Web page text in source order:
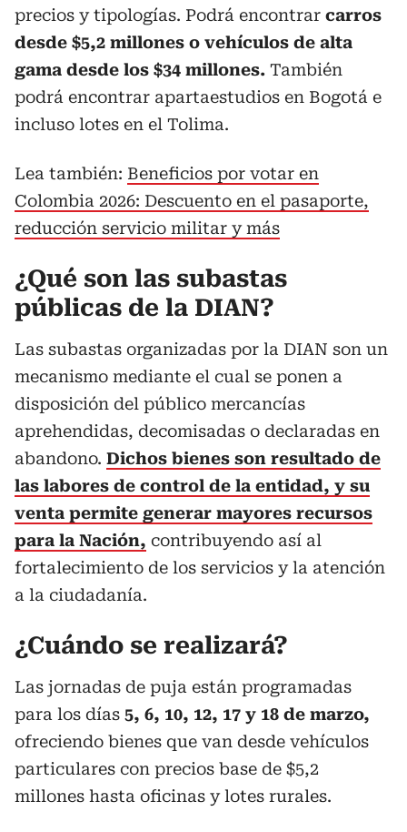
precios y tipologías. Podrá encontrar carros
desde $5,2 millones o vehículos de alta
gama desde los $34 millones. También
podrá encontrar apartaestudios en Bogotá e
incluso lotes en el Tolima.
Lea también: Beneficios por votar en
Colombia 2026: Descuento en el pasaporte,
reducción servicio militar y más
¿Qué son las subastas
públicas de la DIAN?
Las subastas organizadas por la DIAN son un
mecanismo mediante el cual se ponen a
disposición del público mercancías
aprehendidas, decomisadas o declaradas en
abandono. Dichos bienes son resultado de
las labores de control de la entidad, y su
venta permite generar mayores recursos
para la Nación, contribuyendo así al
fortalecimiento de los servicios y la atención
a la ciudadanía.
¿Cuándo se realizará?
Las jornadas de puja están programadas
para los días 5, 6, 10, 12, 17 y 18 de marzo,
ofreciendo bienes que van desde vehículos
particulares con precios base de $5,2
millones hasta oficinas y lotes rurales.